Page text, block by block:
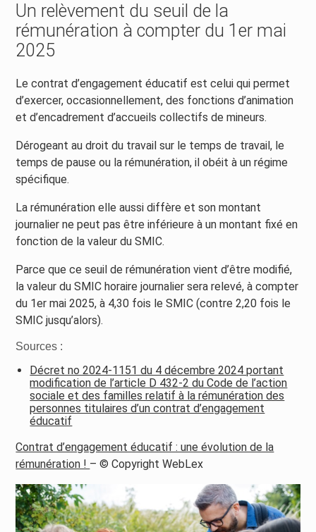
Un relèvement du seuil de la
rémunération à compter du 1er mai
2025
Le contrat d’engagement éducatif est celui qui permet
d’exercer, occasionnellement, des fonctions d’animation
et d’encadrement d’accueils collectifs de mineurs.
Dérogeant au droit du travail sur le temps de travail, le
temps de pause ou la rémunération, il obéit à un régime
spécifique.
La rémunération elle aussi diffère et son montant
journalier ne peut pas être inférieure à un montant fixé en
fonction de la valeur du SMIC.
Parce que ce seuil de rémunération vient d’être modifié,
la valeur du SMIC horaire journalier sera relevé, à compter
du 1er mai 2025, à 4,30 fois le SMIC (contre 2,20 fois le
SMIC jusqu’alors).
Sources :
Décret no 2024-1151 du 4 décembre 2024 portant
modification de l’article D 432-2 du Code de l’action
sociale et des familles relatif à la rémunération des
personnes titulaires d’un contrat d’engagement
éducatif
Contrat d’engagement éducatif : une évolution de la
rémunération ! – © Copyright WebLex